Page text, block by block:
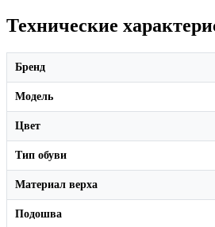
Технические
Бренд
Модель
Цвет
Тип обуви
Материал верха
Подошва